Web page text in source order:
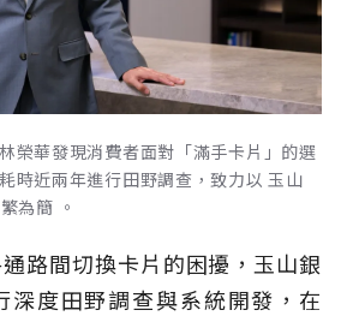
榮華發現消費者面對「滿手卡片」的選
時近兩年進行田野調查，致力以 玉山
為簡 。
路間切換卡片的困擾，玉山銀
深度田野調查與系統開發，在